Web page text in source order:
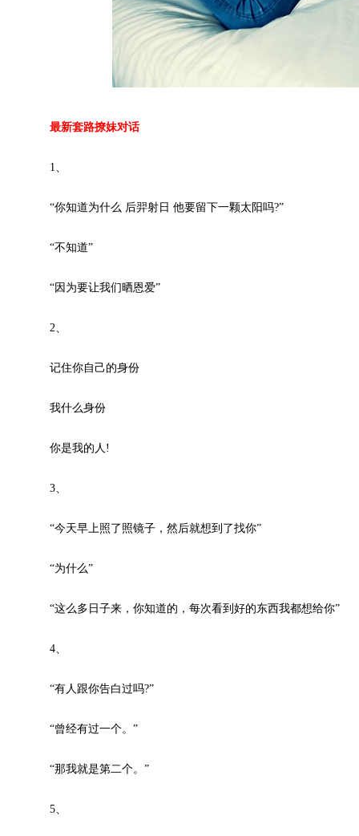
最新套路撩妹对话
1、
“你知道为什么 后羿射日 他要留下一颗太阳吗?”
“不知道”
“因为要让我们晒恩爱”
2、
记住你自己的身份
我什么身份
你是我的人!
3、
“今天早上照了照镜子，然后就想到了找你”
“为什么”
“这么多日子来，你知道的，每次看到好的东西我都想给你”
4、
“有人跟你告白过吗?”
“曾经有过一个。”
“那我就是第二个。”
5、